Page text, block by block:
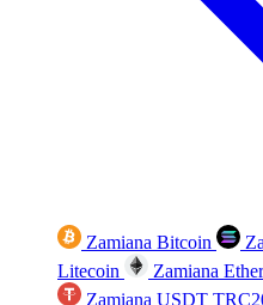
Zamiana Bitcoin
Litecoin
Zamiana
Zamiana USDT